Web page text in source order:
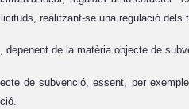
realitzant-se una regulació
de la matèria objecte de
de subvenció, essent, per